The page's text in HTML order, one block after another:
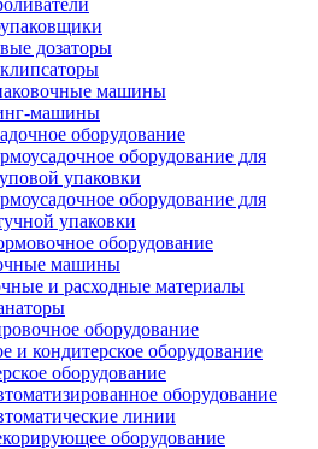
дозаторы
машины
машины
оборудование
оборудование для
упаковки
оборудование для
упаковки
оборудование
машины
и расходные материалы
оборудование
и кондитерское оборудование
оборудование
оборудование
линии
оборудование